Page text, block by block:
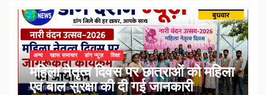
अन्य खास समाचार डांग न्यूज़ शिक्षा
महिला नेतृत्व दिवस पर छात्राओं को महिला
एवं बाल सुरक्षा की दी गई जानकारी